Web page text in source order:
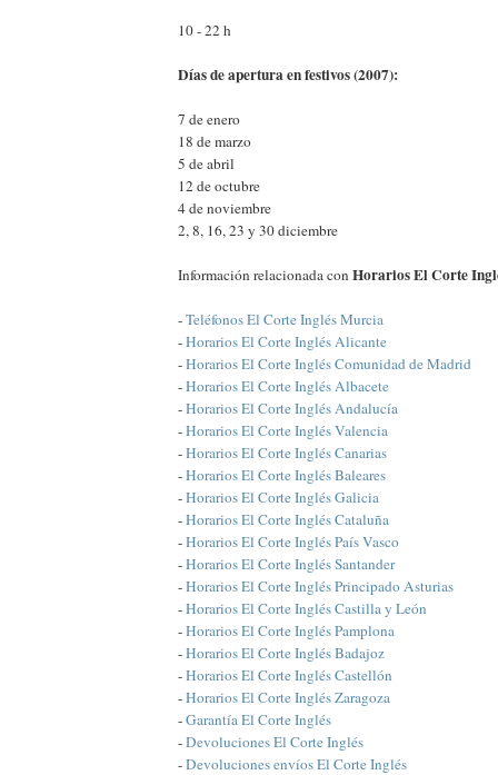
10 - 22 h
Días de apertura en festivos (2007):
7 de enero
18 de marzo
5 de abril
12 de octubre
4 de noviembre
2, 8, 16, 23 y 30 diciembre
Información relacionada con Horarios El Corte
-Teléfonos El Corte Inglés Murcia
-Horarios El Corte Inglés Alicante
-Horarios El Corte Inglés Comunidad de Madrid
-Horarios El Corte Inglés Albacete
-Horarios El Corte Inglés Andalucía
-Horarios El Corte Inglés Valencia
-Horarios El Corte Inglés Canarias
-Horarios El Corte Inglés Baleares
-Horarios El Corte Inglés Galicia
-Horarios El Corte Inglés Cataluña
-Horarios El Corte Inglés País Vasco
-Horarios El Corte Inglés Santander
-Horarios El Corte Inglés Principado Asturias
-Horarios El Corte Inglés Castilla y León
-Horarios El Corte Inglés Pamplona
-Horarios El Corte Inglés Badajoz
-Horarios El Corte Inglés Castellón
-Horarios El Corte Inglés Zaragoza
-Garantía El Corte Inglés
-Devoluciones El Corte Inglés
-Devoluciones envíos El Corte Inglés